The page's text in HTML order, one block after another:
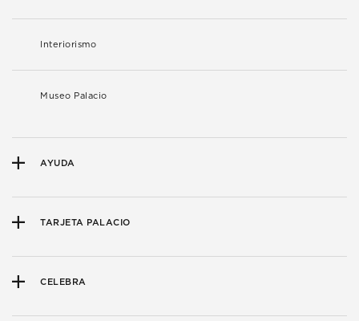
Interiorismo
Museo Palacio
AYUDA
TARJETA PALACIO
CELEBRA